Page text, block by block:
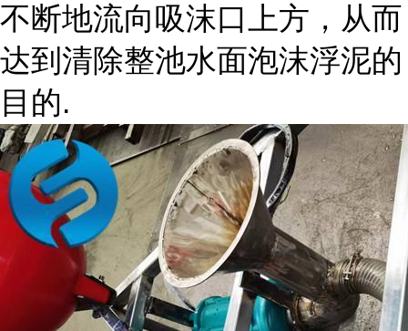
不断地流向吸沫口上方，从而
达到清除整池水面泡沫浮泥的
目的.